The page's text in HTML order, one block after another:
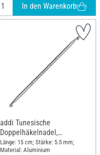
In den Warenkorb
addi Tunesische
Doppelhäkelnadel,
Aluminium, Stärke 5,5
Länge: 15 cm; Stärke: 5.5 mm;
Material: Aluminium